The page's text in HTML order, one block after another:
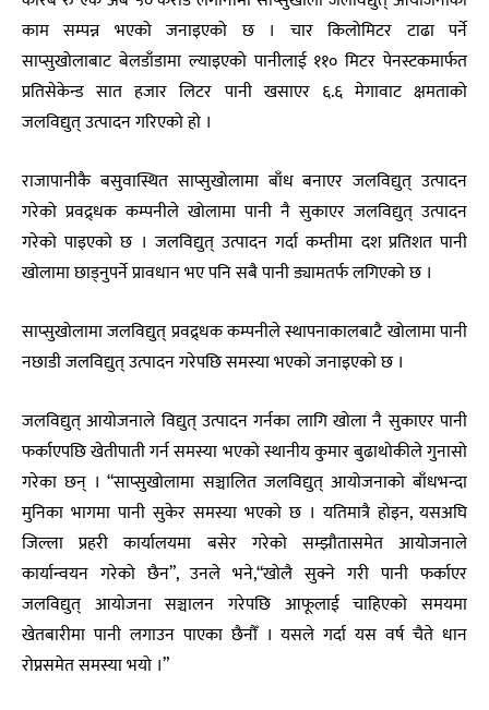
काम सम्पन्न भएको जनाइएको छ । चार किलोमिटर टाढा पर्ने
साप्सुखोलाबाट बेलडाँडामा ल्याइएको पानीलाई ११० मिटर पेनस्टकमार्फत
प्रतिसेकेन्ड सात हजार लिटर पानी खसाएर ६.६ मेगावाट क्षमताको
जलविद्युत् उत्पादन गरिएको हो ।
राजापानीकै बसुवास्थित साप्सुखोलामा बाँध बनाएर जलविद्युत् उत्पादन
गरेको प्रवद्र्धक कम्पनीले खोलामा पानी नै सुकाएर जलविद्युत् उत्पादन
गरेको पाइएको छ । जलविद्युत् उत्पादन गर्दा कम्तीमा दश प्रतिशत पानी
खोलामा छाड्नुपर्ने प्रावधान भए पनि सबै पानी ड्यामतर्फ लगिएको छ ।
साप्सुखोलामा जलविद्युत् प्रवद्र्धक कम्पनीले स्थापनाकालबाटै खोलामा पानी
नछाडी जलविद्युत् उत्पादन गरेपछि समस्या भएको जनाइएको छ ।
जलविद्युत् आयोजनाले विद्युत् उत्पादन गर्नका लागि खोला नै सुकाएर पानी
फर्काएपछि खेतीपाती गर्न समस्या भएको स्थानीय कुमार बुढाथोकीले गुनासो
गरेका छन् । “साप्सुखोलामा सञ्चालित जलविद्युत् आयोजनाको बाँधभन्दा
मुनिका भागमा पानी सुकेर समस्या भएको छ । यतिमात्रै होइन, यसअघि
जिल्ला प्रहरी कार्यालयमा बसेर गरेको सम्झौतासमेत आयोजनाले
कार्यान्वयन गरेको छैन”, उनले भने,“खोलै सुक्ने गरी पानी फर्काएर
जलविद्युत् आयोजना सञ्चालन गरेपछि आफूलाई चाहिएको समयमा
खेतबारीमा पानी लगाउन पाएका छैनौँ । यसले गर्दा यस वर्ष चैते धान
रोप्नसमेत समस्या भयो ।”